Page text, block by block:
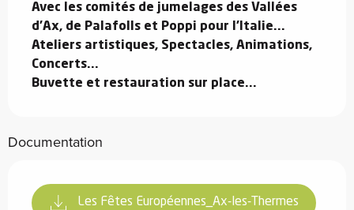
Avec les comités de jumelages des Vallées
d'Ax, de Palafolls et Poppi pour l'Italie...
Ateliers artistiques, Spectacles, Animations,
Concerts...
Buvette et restauration sur place...
Documentation
Les Fêtes Européennes_Ax-les-Thermes